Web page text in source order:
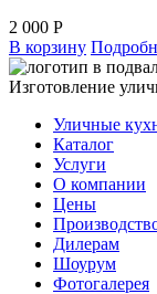
2 000 Р
В корзину
Изготовление
Уличные
Каталог
Услуги
О компании
Цены
Дилерам
Шоурум
Фотогалерея